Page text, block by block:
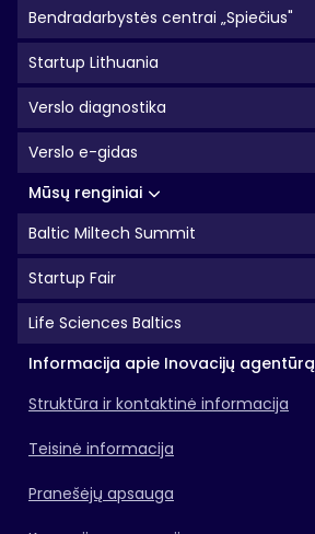
Bendradarbystės centrai „Spiečius"
Startup Lithuania
Verslo diagnostika
Verslo e-gidas
Mūsų renginiai
Baltic Miltech Summit
Startup Fair
Life Sciences Baltics
Informacija apie Inovacijų agentūrą
Struktūra ir kontaktinė informacija
Teisinė informacija
Pranešėjų apsauga